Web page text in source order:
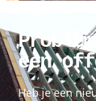
een
Heb je een